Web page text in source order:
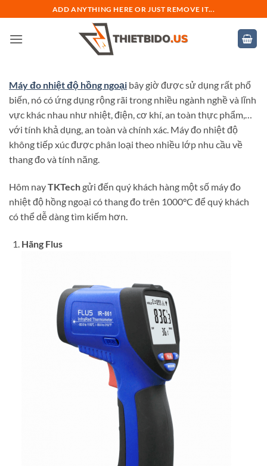
qua
nội
ADD ANYTHING HERE OR JUST REMOVE IT...
Máy đo nhiệt độ hồng ngoại bây giờ được sử dụng rất phổ
biến, nó có ứng dụng rộng rãi trong nhiều ngành nghề và lĩnh
vực khác nhau như nhiệt, điện, cơ khí, an toàn thực phẩm,…
với tính khả dụng, an toàn và chính xác. Máy đo nhiệt độ
không tiếp xúc được phân loại theo nhiều lớp nhu cầu về
thang đo và tính năng.
Hôm nayTKTechgửi đến quý khách hàng một số máy đo
nhiệt độ hồng ngoại có thang đo trên 1000°C để quý khách
có thể dễ dàng tìm kiếm hơn.
Hãng Flus